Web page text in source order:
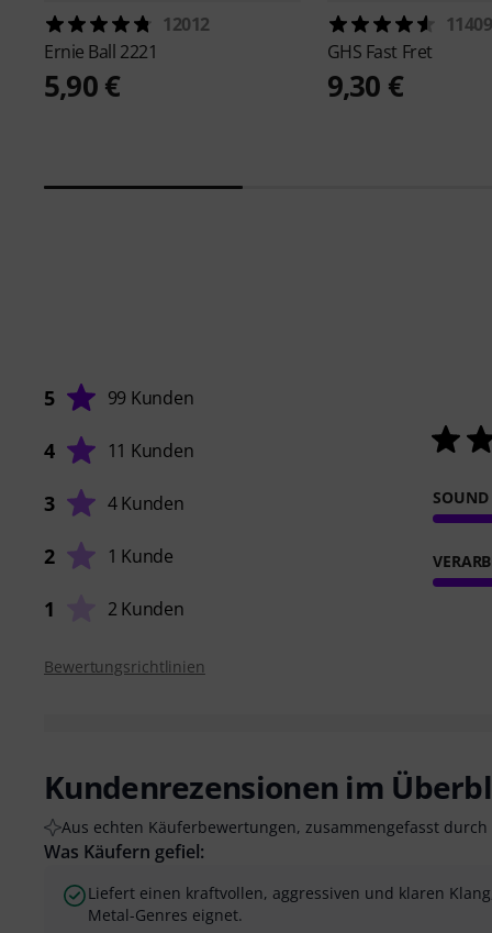
12012
Ernie Ball 2221
5,90 €
11409
GHS Fast Fret
9,30 €
5 99 Kunden
4 11 Kunden
3 4 Kunden
2 1 Kunde
1 2 Kunden
SOUND
Bewertungsrichtlinien
Kundenrezensionen im
Aus echten Käuferbewertungen, zusammengefasst durch
Was Käufern gefiel:
Liefert einen kraftvollen, aggressiven und klaren
Metal-Genres eignet.